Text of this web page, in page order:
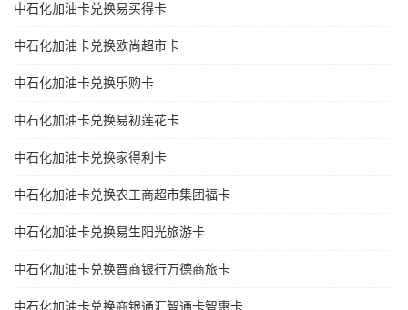
中石化加油卡兑换易买得卡
中石化加油卡兑换欧尚超市卡
中石化加油卡兑换乐购卡
中石化加油卡兑换易初莲花卡
中石化加油卡兑换家得利卡
中石化加油卡兑换农工商超市集团福卡
中石化加油卡兑换易生阳光旅游卡
中石化加油卡兑换晋商银行万德商旅卡
中石化加油卡兑换商银通汇智通卡智惠卡